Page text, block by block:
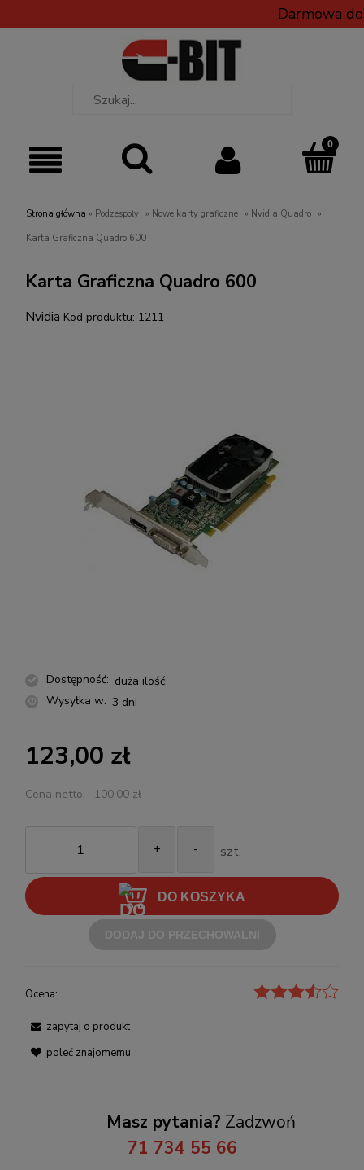
Darmowa
Strona główna » Podzespoły » Nowe karty graficzne » Nvidia Quadro »
Karta Graficzna Quadro 600
Karta Graficzna Quadro 600
Nvidia Kod produktu: 1211
Dostępność: duża ilość
Wysyłka w: 3 dni
123,00 zł
Cena netto: 100,00 zł
+ - szt.
DO KOSZYKA
Ocena:
zapytaj o produkt
poleć znajomemu
Masz pytania? Zadzwoń
71 734 55 66